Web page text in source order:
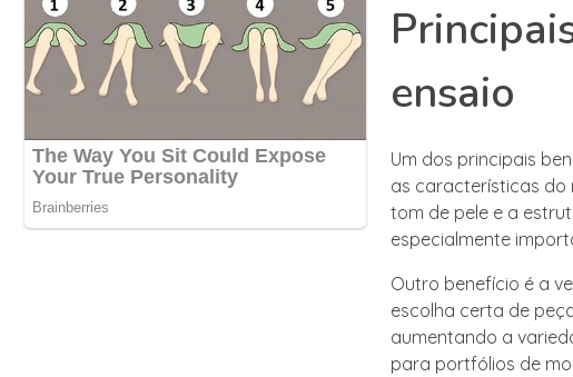
ensaio
Um dos principais
as características do
tom de pele e a
especialmente
Outro benefício é a
escolha certa de
aumentando a
para portfólios de